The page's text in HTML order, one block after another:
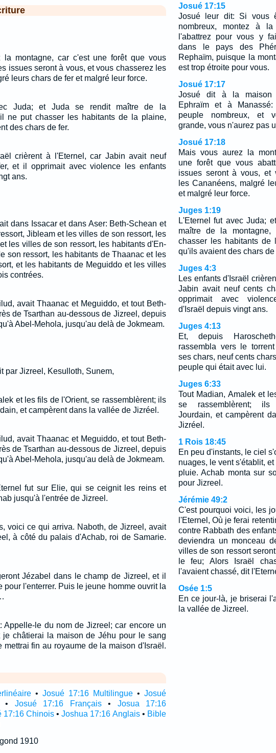
la montagne, car c'est une forêt que vous
issues seront à vous, et vous chasserez les
leurs chars de fer et malgré leur force.
Juda; et Juda se rendit maître de la
ne put chasser les habitants de la plaine,
des chars de fer.
crièrent à l'Eternel, car Jabin avait neuf
et il opprimait avec violence les enfants
ans.
dans Issacar et dans Aser: Beth-Schean et
Jibleam et les villes de son ressort, les
les villes de son ressort, les habitants d'En-
son ressort, les habitants de Thaanac et les
et les habitants de Meguiddo et les villes
contrées.
avait Thaanac et Meguiddo, et tout Beth-
de Tsarthan au-dessous de Jizreel, depuis
Abel-Mehola, jusqu'au delà de Jokmeam.
par Jizreel, Kesulloth, Sunem,
et les fils de l'Orient, se rassemblèrent; ils
et campèrent dans la vallée de Jizréel.
avait Thaanac et Meguiddo, et tout Beth-
de Tsarthan au-dessous de Jizreel, depuis
Abel-Mehola, jusqu'au delà de Jokmeam.
fut sur Elie, qui se ceignit les reins et
jusqu'à l'entrée de Jizreel.
voici ce qui arriva. Naboth, de Jizreel, avait
à côté du palais d'Achab, roi de Samarie.
Jézabel dans le champ de Jizreel, et il
pour l'enterrer. Puis le jeune homme ouvrit la
Appelle-le du nom de Jizreel; car encore un
je châtierai la maison de Jéhu pour le sang
mettrai fin au royaume de la maison d'Israël.
• Josué 17:16 Multilingue• Josué
• Josué 17:16 Français• Josua 17:16
17:16 Chinois •Joshua 17:16 Anglais• Bible
1910
Josué 17:15
Josué leur dit: Si vous
nombreux, montez à
l'abattrez pour vous y
dans le pays des
Rephaïm, puisque la
est trop étroite pour vous.
Josué 17:17
Josué dit à la maison
Ephraïm et à
peuple nombreux, et
grande, vous n'aurez pas
Josué 17:18
Mais vous aurez la
une forêt que vous
issues seront à vous, et
les Cananéens, malgré
et malgré leur force.
Juges 1:19
L'Eternel fut avec Juda;
maître de la
chasser les habitants de
qu'ils avaient des chars de
Juges 4:3
Les enfants d'Israël
Jabin avait neuf cents
opprimait avec
d'Israël depuis vingt ans.
Juges 4:13
Et, depuis
rassembla vers le
ses chars, neuf cents
peuple qui était avec lui.
Juges 6:33
Tout Madian, Amalek et
se rassemblèrent;
Jourdain, et campèrent
Jizréel.
1 Rois 18:45
En peu d'instants, le ciel
nuages, le vent s'établit,
pluie. Achab monta sur
pour Jizreel.
Jérémie 49:2
C'est pourquoi voici, les
l'Eternel, Où je ferai
contre Rabbath des
deviendra un monceau
villes de son ressort
le feu; Alors Israël
l'avaient chassé, dit
Osée 1:5
En ce jour-là, je briserai
la vallée de Jizreel.